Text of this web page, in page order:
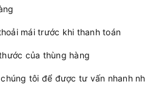
mái trước khi thanh toán
của thùng hàng
tôi để được tư vấn nhanh